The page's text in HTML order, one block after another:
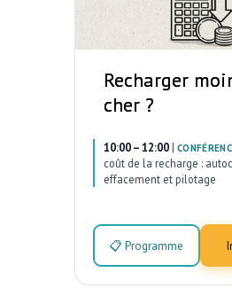
Recharger
cher ?
10:00 – 12:00 |
coût de la recharge :
effacement et pilotage
📋 Programme